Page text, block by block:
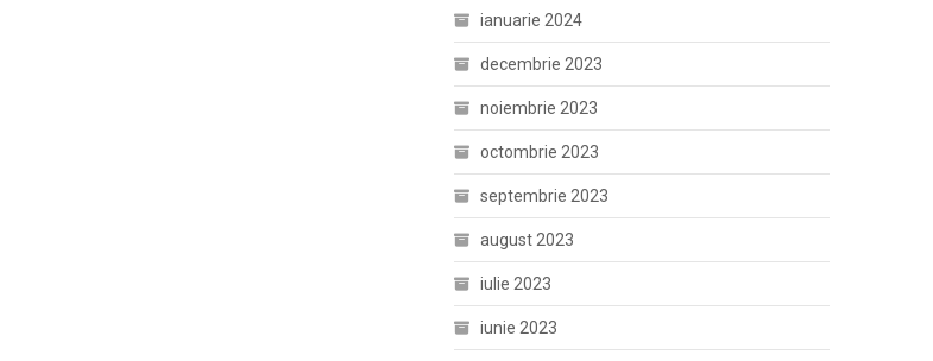
ianuarie 2024
decembrie 2023
noiembrie 2023
octombrie 2023
septembrie 2023
august 2023
iulie 2023
iunie 2023